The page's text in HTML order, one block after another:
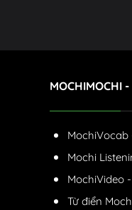
MOCHIMOCHI
Mochi
MochiVideo
Từ điển